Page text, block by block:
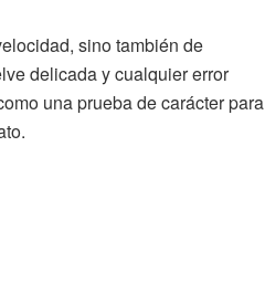
sino también de
delicada y cualquier error
una prueba de carácter para